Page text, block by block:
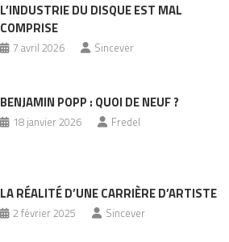
L’INDUSTRIE DU DISQUE EST MAL
COMPRISE
7 avril 2026 Sincever
BENJAMIN POPP : QUOI DE NEUF ?
18 janvier 2026 Fredel
LA RÉALITÉ D’UNE CARRIÈRE D’ARTISTE
2 février 2025 Sincever